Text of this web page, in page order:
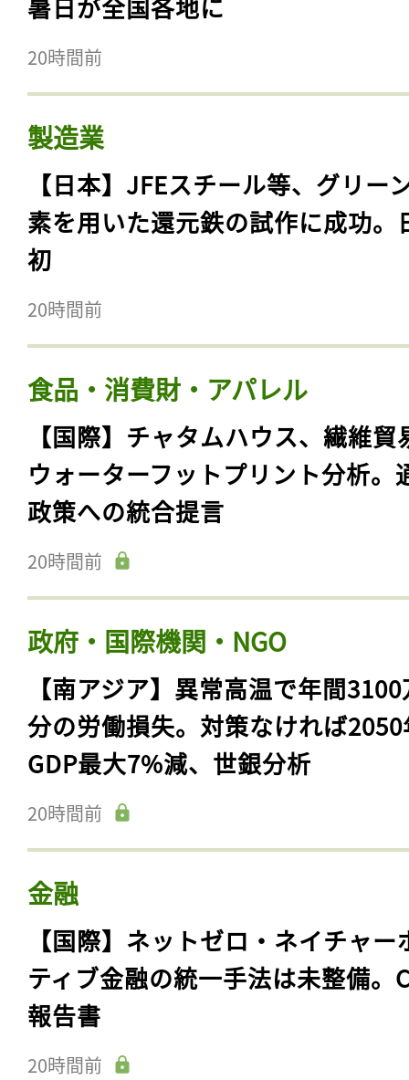
暑日が全国各地に
20時間前
製造業
【日本】JFEスチール等、グリー
素を用いた還元鉄の試作に成功。
初
20時間前
食品・消費財・アパレル
【国際】チャタムハウス、繊維貿
ウォーターフットプリント分析。
政策への統合提言
20時間前
政府・国際機関・NGO
【南アジア】異常高温で年間
分の労働損失。対策なければ
GDP最大7%減、世銀分析
20時間前
金融
【国際】ネットゼロ・ネイチャー
ティブ金融の統一手法は未整備。
報告書
20時間前